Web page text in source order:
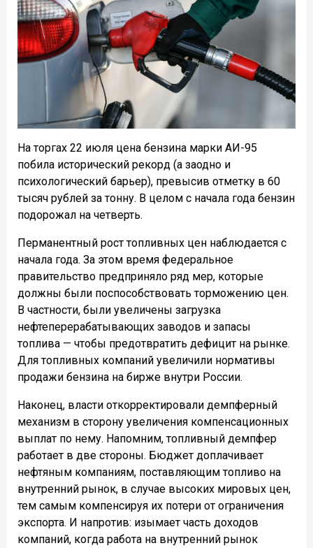
На торгах 22 июля цена бензина марки АИ-95
побила исторический рекорд (а заодно и
психологический барьер), превысив отметку в 60
тысяч рублей за тонну. В целом с начала года бензин
подорожал на четверть.
Перманентный рост топливных цен наблюдается с
начала года. За этом время федеральное
правительство предприняло ряд мер, которые
должны были поспособствовать торможению цен.
В частности, были увеличены загрузка
нефтеперерабатывающих заводов и запасы
топлива — чтобы предотвратить дефицит на рынке.
Для топливных компаний увеличили нормативы
продажи бензина на бирже внутри России.
Наконец, власти откорректировали демпферный
механизм в сторону увеличения компенсационных
выплат по нему. Напомним, топливный демпфер
работает в две стороны. Бюджет доплачивает
нефтяным компаниям, поставляющим топливо на
внутренний рынок, в случае высоких мировых цен,
тем самым компенсируя их потери от ограничения
экспорта. И напротив: изымает часть доходов
компаний, когда работа на внутренний рынок